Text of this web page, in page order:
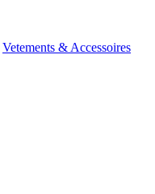
Vetements & Accessoires